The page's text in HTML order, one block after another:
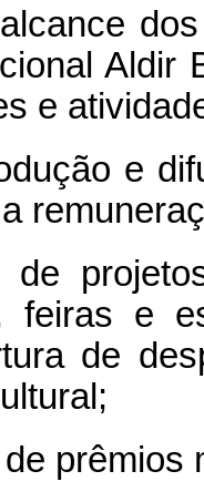
Aldir
e
e
feiras e
de
prêmios